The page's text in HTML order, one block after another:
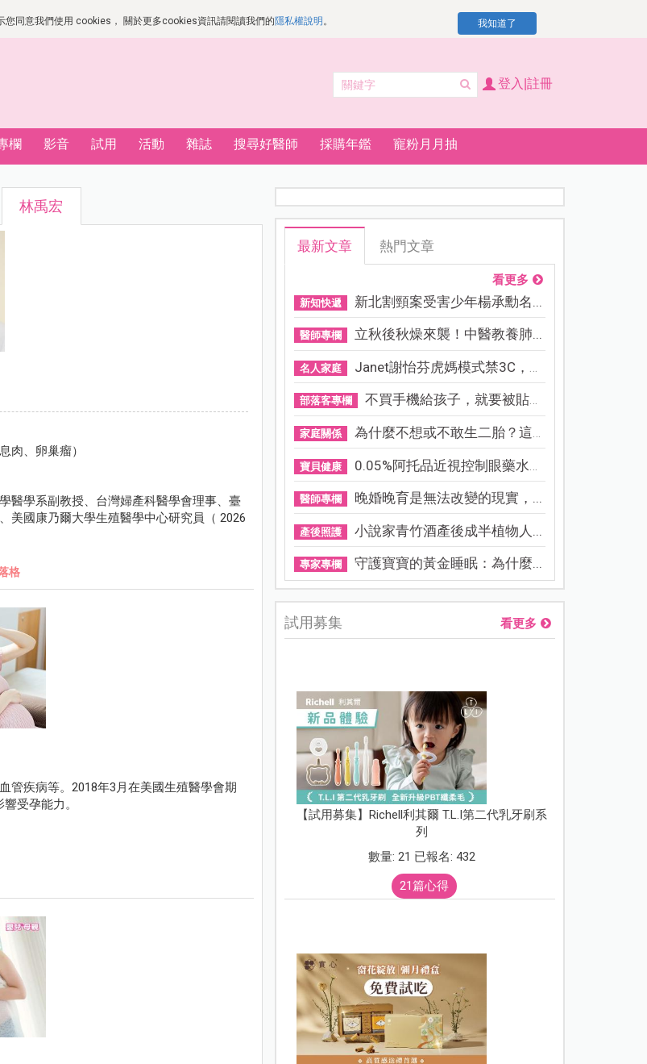
同意我們使用 cookies， 關於更多cookies資訊請閱讀我們的隱私權說明 。 我知道了
登入|註冊
欄 影音 試用 活動 雜誌 搜尋好醫師 採購年鑑 寵粉月月抽
林禹宏
肉、卵巢瘤）
醫學系副教授、台灣婦產科醫學會理事、臺
美國康乃爾大學生殖醫學中心研究員（ 2026
格
管疾病等。2018年3月在美國生殖醫學會期
受孕能力。
最新文章 熱門文章
看更多
新知快遞 新北割頸案受害少年楊承勳名...
醫師專欄 立秋後秋燥來襲！中醫教養肺...
名人家庭 Janet謝怡芬虎媽模式禁3C，看...
部落客專欄 不買手機給孩子，就要被貼「...
家庭關係 為什麼不想或不敢生二胎？這8...
寶貝健康 0.05%阿托品近視控制眼藥水納...
醫師專欄 晚婚晚育是無法改變的現實，...
產後照護 小說家青竹酒產後成半植物人...
專家專欄 守護寶寶的黃金睡眠：為什麼...
試用募集 看更多
【試用募集】Richell利其爾 T.L.I第二代乳牙刷系
列
數量: 21 已報名: 432
21篇心得